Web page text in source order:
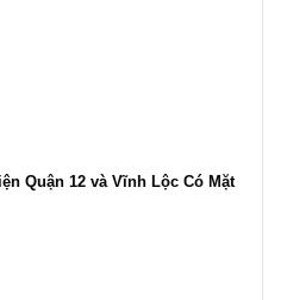
Quận 12 và Vĩnh Lộc Có Mặt